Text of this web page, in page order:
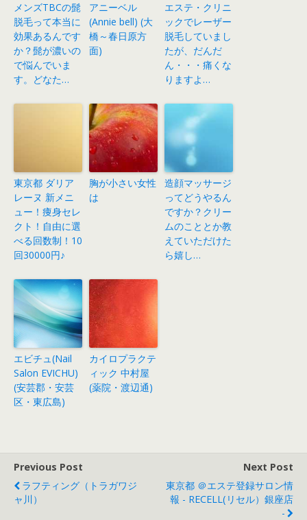
メンズTBCの髭
脱毛って本当に
効果あるんです
か？髭が濃いの
で悩んでいま
す。どなた…
アニーベル
(Annie bell) (大
橋～春日原方
面)
エステ・クリニ
ックでレーザー
脱毛していまし
たが、だんだ
ん・・・痛くな
りますよ…
東京都 ダリア
レーヌ 新メニ
ュー！痩身セレ
クト！自由に選
べる回数制！10
回30000円♪
胸が小さい女性
は
造顔マッサージ
ってどうやるん
ですか？クリー
ムのこととか教
えていただけた
ら嬉し…
エビチュ(Nail
Salon EVICHU)
(安芸郡・安芸
区・東広島)
カイロプラクテ
ィック 中村屋
(薬院・渡辺通)
Previous Post
ラフティング（トラガワジ
ャ川）
Next Post
東京都 ＠エステ登録サロン情
報 - RECELL(リセル）銀座店
-